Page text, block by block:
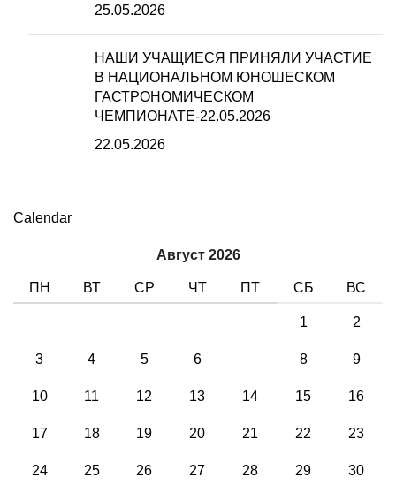
25.05.2026
НАШИ УЧАЩИЕСЯ ПРИНЯЛИ УЧАСТИЕ
В НАЦИОНАЛЬНОМ ЮНОШЕСКОМ
ГАСТРОНОМИЧЕСКОМ
ЧЕМПИОНАТЕ-22.05.2026
22.05.2026
Calendar
Август 2026
ПН ВТ СР ЧТ ПТ СБ ВС
1 2
3 4 5 6 8 9
10 11 12 13 14 15 16
17 18 19 20 21 22 23
24 25 26 27 28 29 30